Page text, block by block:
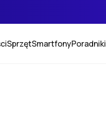
SprzętSmartfonyPoradniki